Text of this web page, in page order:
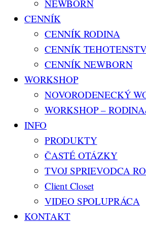
NEWBORN
CENNÍK
CENNÍK RODINA
CENNÍK
CENNÍK NEWBORN
WORKSHOP
NOVORODENECKÝ
WORKSHOP –
INFO
PRODUKTY
ČASTÉ OTÁZKY
TVOJ SPRIEVODCA
Client Closet
VIDEO SPOLUPRÁCA
KONTAKT